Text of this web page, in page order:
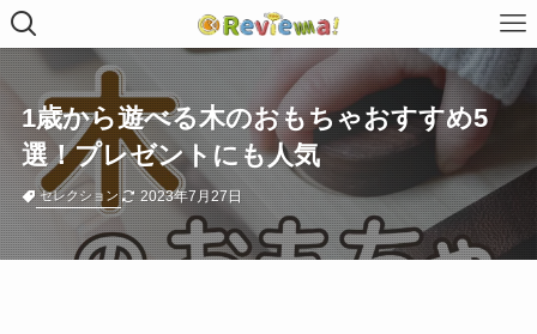
1歳から遊べる木のおもちゃおすすめ5
選！プレゼントにも人気
セレクション 2023年7月27日